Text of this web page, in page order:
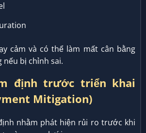
cảm và có thể làm mất cân bằng
nếu bị chỉnh sai.
định trước triển khai
Mitigation)
nhằm phát hiện rủi ro trước khi